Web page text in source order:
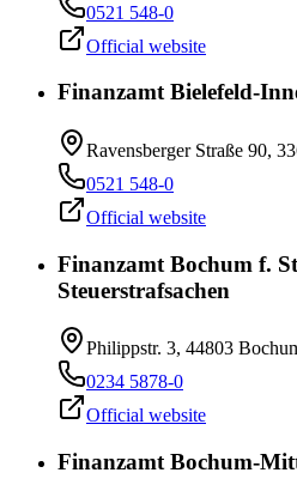
0521 548-0
Official website
Finanzamt Bielefeld-
Ravensberger Straße 90,
0521 548-0
Official website
Finanzamt Bochum f.
Steuerstrafsachen
Philippstr. 3, 44803
0234 5878-0
Official website
Finanzamt Bochum-